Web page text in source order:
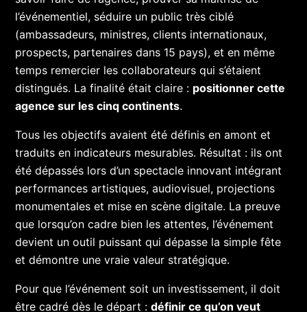
l’événementiel, séduire un public très ciblé
(ambassadeurs, ministres, clients internationaux,
prospects, partenaires dans 15 pays), et en même
temps remercier les collaborateurs qui s’étaient
distingués. La finalité était claire : positionner cette
agence sur les cinq continents.
Tous les objectifs avaient été définis en amont et
traduits en indicateurs mesurables. Résultat : ils ont
été dépassés lors d’un spectacle innovant intégrant
performances artistiques, audiovisuel, projections
monumentales et mise en scène digitale. La preuve
que lorsqu’on cadre bien les attentes, l’événement
devient un outil puissant qui dépasse la simple fête
et démontre une vraie valeur stratégique.
Pour que l’événement soit un investissement, il doit
être cadré dès le départ :définir ce qu’on veut